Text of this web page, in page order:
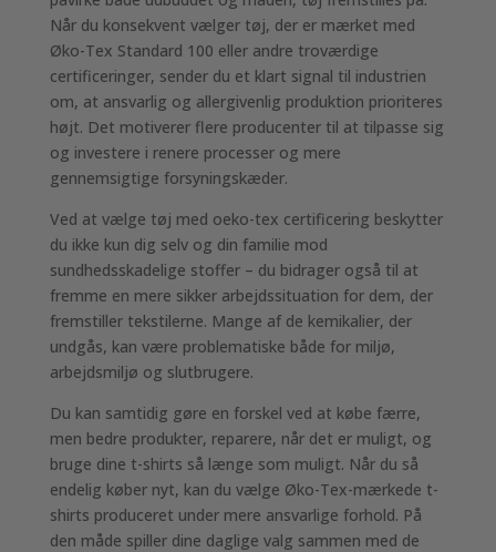
Når du konsekvent vælger tøj, der er mærket med
Øko-Tex Standard 100 eller andre troværdige
certificeringer, sender du et klart signal til industrien
om, at ansvarlig og allergivenlig produktion prioriteres
højt. Det motiverer flere producenter til at tilpasse sig
og investere i renere processer og mere
gennemsigtige forsyningskæder.
Ved at vælge tøj med oeko-tex certificering beskytter
du ikke kun dig selv og din familie mod
sundhedsskadelige stoffer – du bidrager også til at
fremme en mere sikker arbejdssituation for dem, der
fremstiller tekstilerne. Mange af de kemikalier, der
undgås, kan være problematiske både for miljø,
arbejdsmiljø og slutbrugere.
Du kan samtidig gøre en forskel ved at købe færre,
men bedre produkter, reparere, når det er muligt, og
bruge dine t-shirts så længe som muligt. Når du så
endelig køber nyt, kan du vælge Øko-Tex-mærkede t-
shirts produceret under mere ansvarlige forhold. På
den måde spiller dine daglige valg sammen med de